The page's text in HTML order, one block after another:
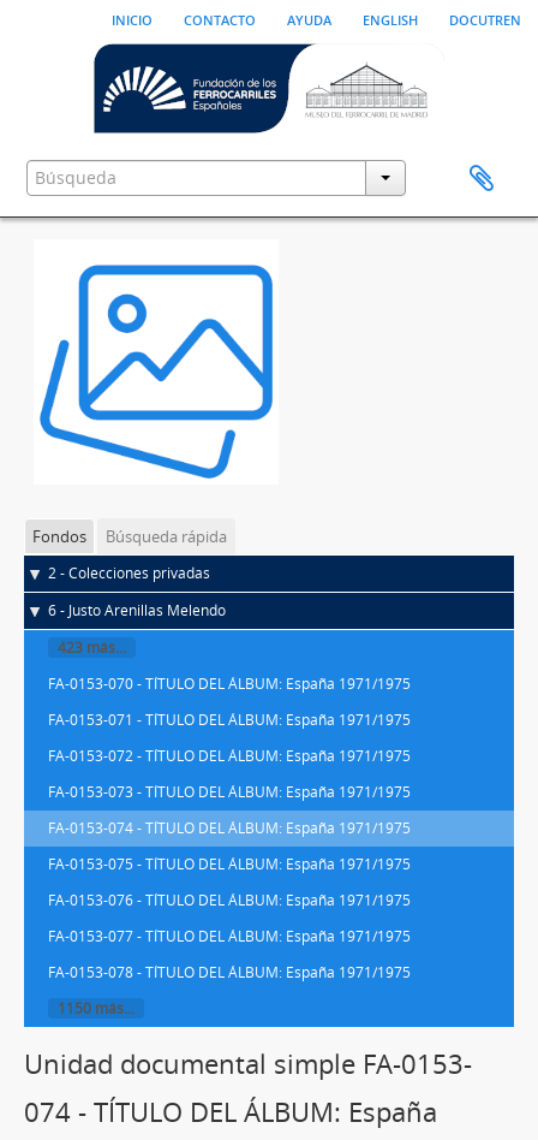
inicio contacto ayuda english docutren
Fondos Búsqueda rápida
2 - Colecciones privadas
6 - Justo Arenillas Melendo
423 más...
FA-0153-070 - TÍTULO DEL ÁLBUM: España 1971/1975
FA-0153-071 - TÍTULO DEL ÁLBUM: España 1971/1975
FA-0153-072 - TÍTULO DEL ÁLBUM: España 1971/1975
FA-0153-073 - TÍTULO DEL ÁLBUM: España 1971/1975
FA-0153-074 - TÍTULO DEL ÁLBUM: España 1971/1975
FA-0153-075 - TÍTULO DEL ÁLBUM: España 1971/1975
FA-0153-076 - TÍTULO DEL ÁLBUM: España 1971/1975
FA-0153-077 - TÍTULO DEL ÁLBUM: España 1971/1975
FA-0153-078 - TÍTULO DEL ÁLBUM: España 1971/1975
1150 más...
Unidad documental simple FA-0153-
074 - TÍTULO DEL ÁLBUM: España